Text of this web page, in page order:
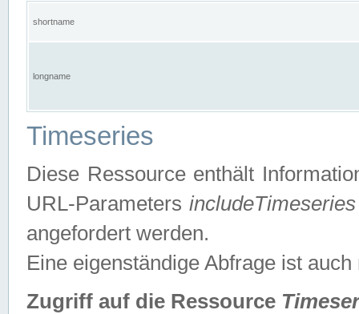
shortname
longname
Timeseries
Diese Ressource enthält
URL-ParametersincludeTimeseries
angefordert werden.
Eine eigenständige Abfrage ist auch
Zugriff auf die Ressource